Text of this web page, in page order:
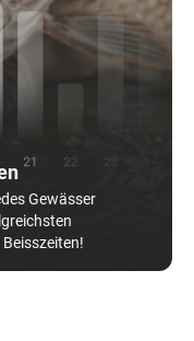
Gewässer